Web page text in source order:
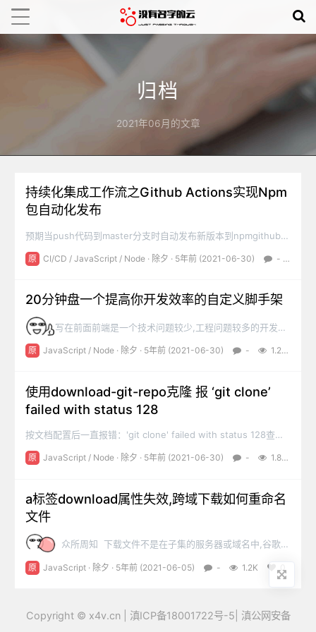
归档
2021年06月的文章
持续化集成工作流之Github Actions实现Npm
包自动化发布
预期当push代码到master分支时自动发布新版本到npmgithub
action配置文件1、点击 Actions2、选择模板Node.js Package
新代码。编辑npmpublish.yml文件这里我的代...
原 CI/CD /JavaScript / Node · 除夕 · 5年前 (2021-06-30) -
20分钟盘一个提高你开发效率的自定义脚手架
写在前面前端是一个技术问题较少,工程问题较多的开发领
域,没有一个框架可以满足所有的业务场景,为了让公司的前端开发
原 JavaScript / Node · 除夕 · 5年前 (2021-06-30) - 1.2K
使用download-git-repo克隆 报 ‘git clone’
failed with status 128
按文档配置后一直报错：'git clone' failed with status 128查到
了这个issue: https:///wuqiong7/Note/issues/17官方给出的各
原 JavaScript / Node · 除夕 · 5年前 (2021-06-30) - 1.8K
a标签download属性失效,跨域下载如何重命名
文件
众所周知 下载文件不是在子集的服务器或域名中,谷歌和
火狐浏览器a标签download属性修改文件名是失效的(其他浏览器
直接不支持)目前能够想到的办法就是先把文件下载为blob原始文
原 JavaScript · 除夕 · 5年前 (2021-06-05) - 1.2K
Copyright © x4v.cn| 滇ICP备18001722号-5
滇公网安备